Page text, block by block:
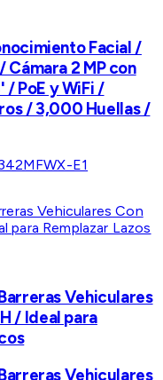
Facial /
Cámara 2 MP con
/ PoE y WiFi /
/ 3,000 Huellas /
E1
Vehiculares
/ Ideal para
Vehiculares